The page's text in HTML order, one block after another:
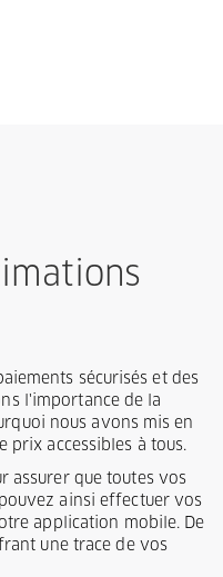
sécurisés et des
l'importance de la
nous avons mis en
prix accessibles à tous.
assurer que toutes vos
ainsi effectuer vos
application mobile. De
une trace de vos